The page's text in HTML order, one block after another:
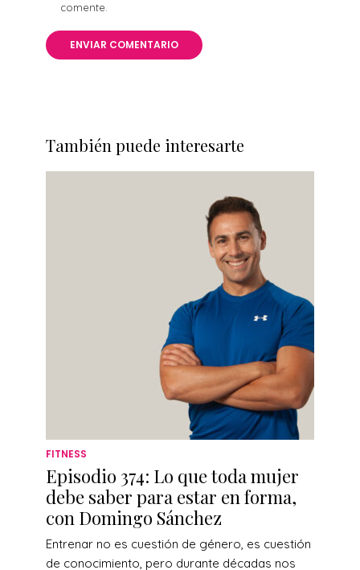
comente.
También puede interesarte
FITNESS
Episodio 374: Lo que toda mujer
debe saber para estar en forma,
con Domingo Sánchez
Entrenar no es cuestión de género, es cuestión
de conocimiento, pero durante décadas nos